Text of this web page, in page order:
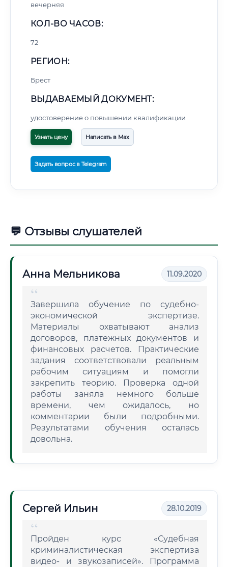
вечерняя
КОЛ-ВО ЧАСОВ:
72
РЕГИОН:
Брест
ВЫДАВАЕМЫЙ ДОКУМЕНТ:
удостоверение о повышении квалификации
Узнать цену Написать в Max
Задать вопрос в Telegram
💬 Отзывы слушателей
Анна Мельникова 11.09.2020
Завершила обучение по судебно-
экономической экспертизе.
Материалы охватывают анализ
договоров, платежных документов и
финансовых расчетов. Практические
задания соответствовали реальным
рабочим ситуациям и помогли
закрепить теорию. Проверка одной
работы заняла немного больше
времени, чем ожидалось, но
комментарии были подробными.
Результатами обучения осталась
довольна.
Сергей Ильин 28.10.2019
Пройден курс «Судебная
криминалистическая экспертиза
видео- и звукозаписей». Программа